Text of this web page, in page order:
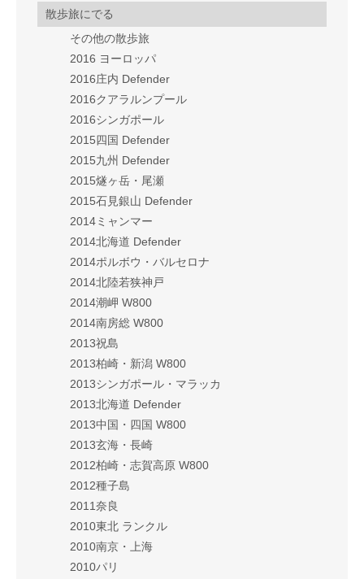
散歩旅にでる
その他の散歩旅
2016 ヨーロッパ
2016庄内 Defender
2016クアラルンプール
2016シンガポール
2015四国 Defender
2015九州 Defender
2015燧ヶ岳・尾瀬
2015石見銀山 Defender
2014ミャンマー
2014北海道 Defender
2014ポルボウ・バルセロナ
2014北陸若狭神戸
2014潮岬 W800
2014南房総 W800
2013祝島
2013柏崎・新潟 W800
2013シンガポール・マラッカ
2013北海道 Defender
2013中国・四国 W800
2013玄海・長崎
2012柏崎・志賀高原 W800
2012種子島
2011奈良
2010東北 ランクル
2010南京・上海
2010パリ